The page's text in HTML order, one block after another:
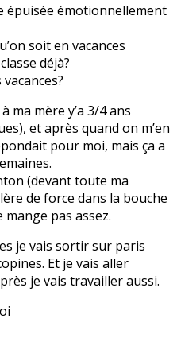
épuisée émotionnellement
soit en vacances
déjà?
ma mère y’a 3/4 ans
et après quand on m’en
pour moi, mais ça a
(devant toute ma
de force dans la bouche
pas assez.
je vais sortir sur paris
Et je vais aller
je vais travailler aussi.